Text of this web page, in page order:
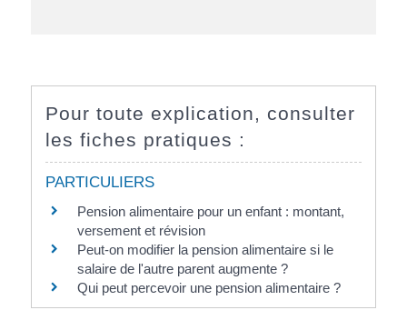
Pour toute explication, consulter
les fiches pratiques :
PARTICULIERS
Pension alimentaire pour un enfant : montant,
versement et révision
Peut-on modifier la pension alimentaire si le
salaire de l'autre parent augmente ?
Qui peut percevoir une pension alimentaire ?